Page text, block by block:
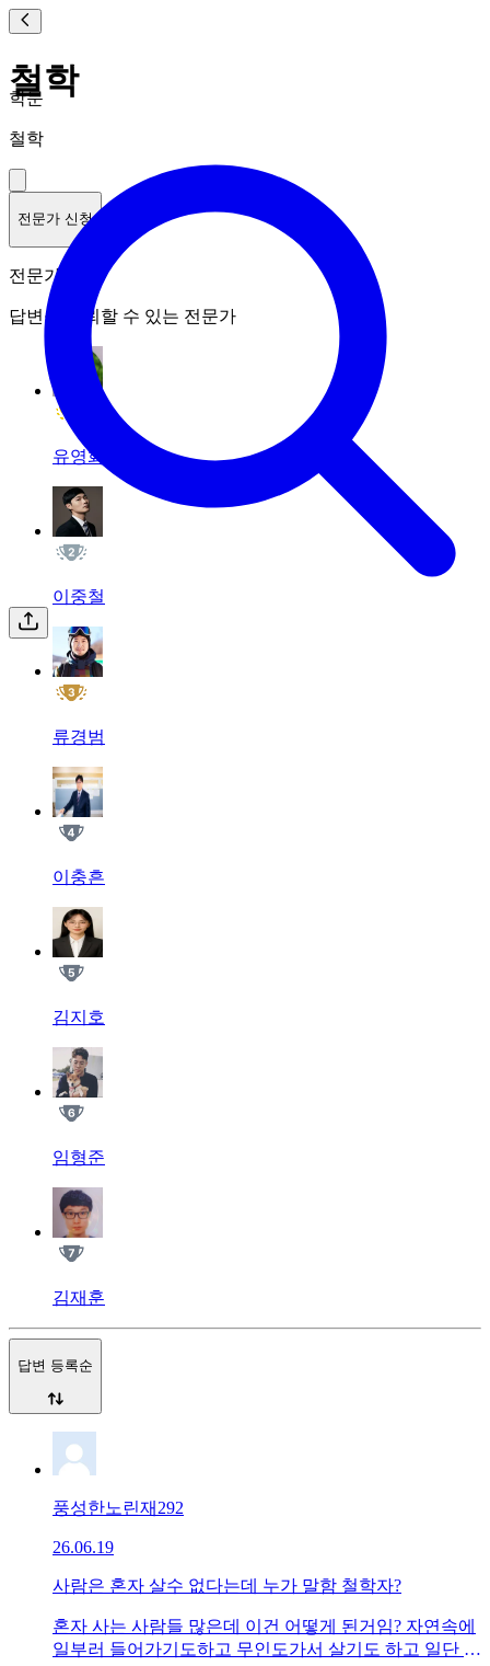
철학
학문
철학
전문가 신청
전문가 랭킹
답변을 신뢰할 수 있는 전문가
유영화
이중철
류경범
이충흔
김지호
임형준
김재훈
답변 등록순
풍성한노린재292
26.06.19
사람은 혼자 살수 없다는데 누가 말함 철학자?
혼자 사는 사람들 많은데 이건 어떻게 된거임? 자연속에
일부러 들어가기도하고 무인도가서 살기도 하고 일단 늑